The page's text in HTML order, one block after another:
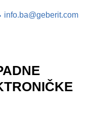
info.ba@geberit.com